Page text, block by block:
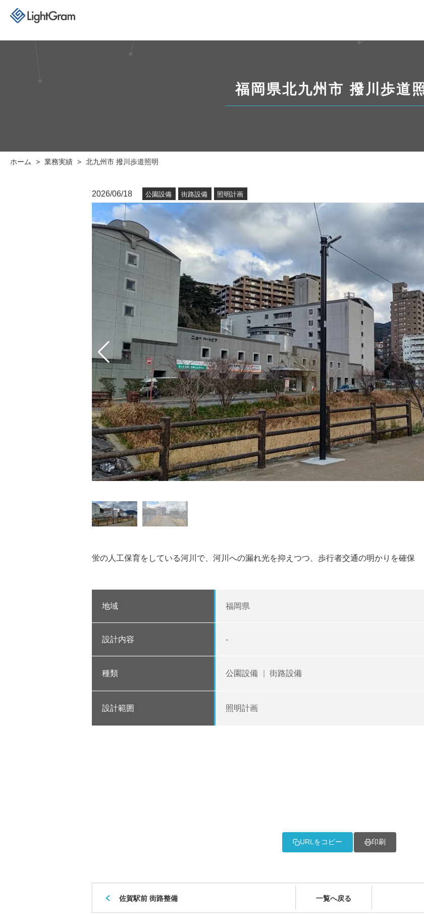
福岡県北九州市 撥川歩道
ホーム 業務実績 北九州市 撥川歩道照明
2026/06/18 公園設備 街路設備 照明計画
蛍の人工保育をしている河川で、河川への漏れ光を抑えつつ、歩行者交通の明かりを確保
地域 福岡県
設計内容 -
種類 公園設備 街路設備
設計範囲 照明計画
URLをコピー 印刷
佐賀駅前 街路整備 一覧へ戻る